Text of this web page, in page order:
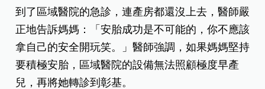
到了區域醫院的急診，連產房都還沒上去，醫師嚴
正地告訴媽媽：「安胎成功是不可能的，你不應該
拿自己的安全開玩笑。」醫師強調，如果媽媽堅持
要積極安胎，區域醫院的設備無法照顧極度早產
兒，再將她轉診到彰基。